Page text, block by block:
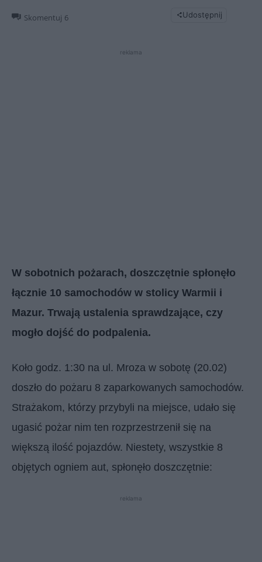
Skomentuj 6 Udostępnij
reklama
W sobotnich pożarach, doszczętnie spłonęło
łącznie 10 samochodów w stolicy Warmii i
Mazur. Trwają ustalenia sprawdzające, czy
mogło dojść do podpalenia.
Koło godz. 1:30 na ul. Mroza w sobotę (20.02)
doszło do pożaru 8 zaparkowanych samochodów.
Strażakom, którzy przybyli na miejsce, udało się
ugasić pożar nim ten rozprzestrzenił się na
większą ilość pojazdów. Niestety, wszystkie 8
objętych ogniem aut, spłonęło doszczętnie:
reklama